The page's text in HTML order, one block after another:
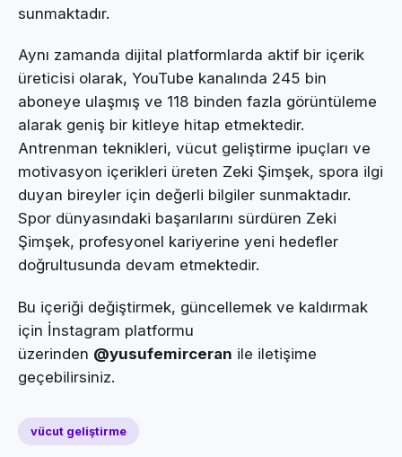
sunmaktadır.
Aynı zamanda dijital platformlarda aktif bir içerik
üreticisi olarak, YouTube kanalında 245 bin
aboneye ulaşmış ve 118 binden fazla görüntüleme
alarak geniş bir kitleye hitap etmektedir.
Antrenman teknikleri, vücut geliştirme ipuçları ve
motivasyon içerikleri üreten Zeki Şimşek, spora ilgi
duyan bireyler için değerli bilgiler sunmaktadır.
Spor dünyasındaki başarılarını sürdüren Zeki
Şimşek, profesyonel kariyerine yeni hedefler
doğrultusunda devam etmektedir.
Bu içeriği değiştirmek, güncellemek ve kaldırmak
için İnstagram platformu
üzerinden @yusufemirceran ile iletişime
geçebilirsiniz.
vücut geliştirme